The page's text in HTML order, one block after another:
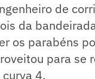
de
da
os parabéns
para se
4.